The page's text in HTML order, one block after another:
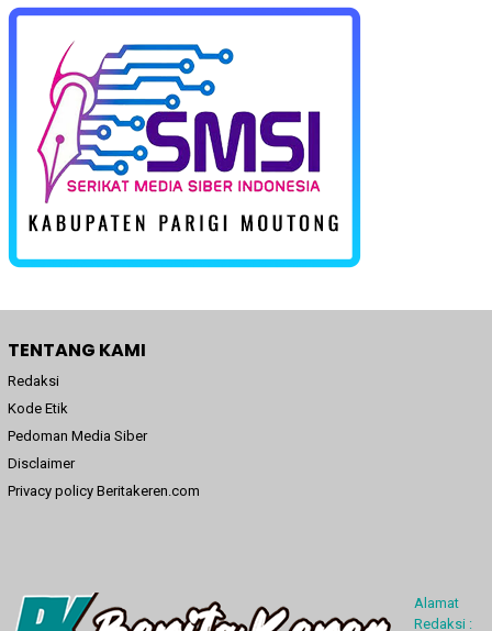
TENTANG KAMI
Redaksi
Kode Etik
Pedoman Media Siber
Disclaimer
Privacy policy Beritakeren.com
Alamat
Redaksi :